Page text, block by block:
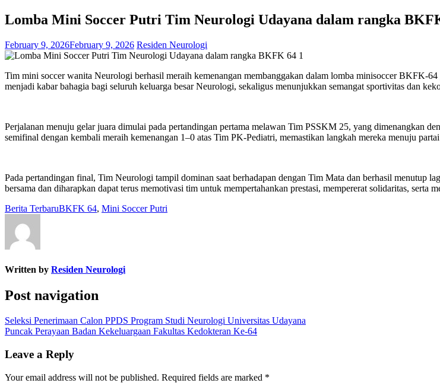
Lomba Mini Soccer Putri Tim Neurologi Udayana dalam rangka
February 9, 2026February 9, 2026 Residen Neurologi
Tim mini soccer wanita Neurologi berhasil meraih kemenangan membanggakan dalam lomba minisoccer BKFK-
menjadi kabar bahagia bagi seluruh keluarga besar Neurologi, sekaligus menunjukkan semangat sportivitas dan
Perjalanan menuju gelar juara dimulai pada pertandingan pertama melawan Tim PSSKM 25, yang dimenangkan
semifinal dengan kembali meraih kemenangan 1–0 atas Tim PK-Pediatri, memastikan langkah mereka menuju
Pada pertandingan final, Tim Neurologi tampil dominan saat berhadapan dengan Tim Mata dan berhasil menutup
bersama dan diharapkan dapat terus memotivasi tim untuk mempertahankan prestasi, mempererat solidaritas, serta
Berita TerbaruBKFK 64, Mini Soccer Putri
Written by Residen Neurologi
Post navigation
Seleksi Penerimaan Calon PPDS Program Studi Neurologi Universitas Udayana
Puncak Perayaan Badan Kekeluargaan Fakultas Kedokteran Ke-64
Leave a Reply
Your email address will not be published. Required fields are marked *